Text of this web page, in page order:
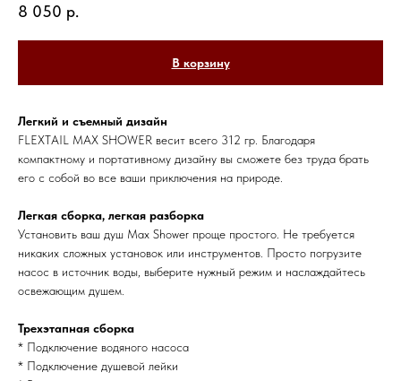
8 050 р.
В корзину
Легкий и съемный дизайн
FLEXTAIL MAX SHOWER весит всего 312 гр. Благодаря
компактному и портативному дизайну вы сможете без труда брать
его с собой во все ваши приключения на природе.
Легкая сборка, легкая разборка
Установить ваш душ Max Shower проще простого. Не требуется
никаких сложных установок или инструментов. Просто погрузите
насос в источник воды, выберите нужный режим и наслаждайтесь
освежающим душем.
Трехэтапная сборка
* Подключение водяного насоса
* Подключение душевой лейки